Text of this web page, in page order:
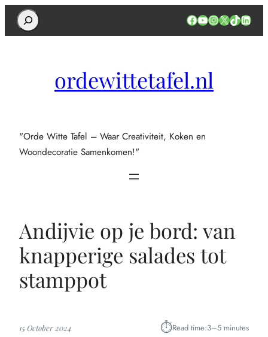
Search Facebook
YouTube
Instagram
X TikTok
ordewittetafel.nl
"Orde Witte Tafel – Waar Creativiteit, Koken en
Woondecoratie Samenkomen!"
Andijvie op je bord: van
knapperige salades tot
stamppot
15 October 2024 ⏱︎Read time:3–5 minutes